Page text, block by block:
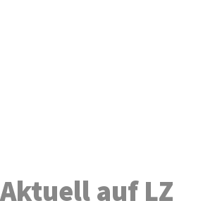
Aktuell auf LZ